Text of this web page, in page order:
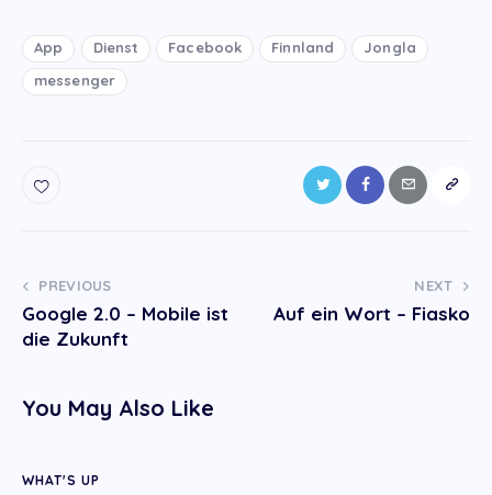
App Dienst Facebook Finnland
Jongla
messenger
Post
navigation
PREVIOUS
Google 2.0 – Mobile ist
die Zukunft
NEXT
Auf ein Wort – Fiasko
You May Also Like
WHAT'S UP